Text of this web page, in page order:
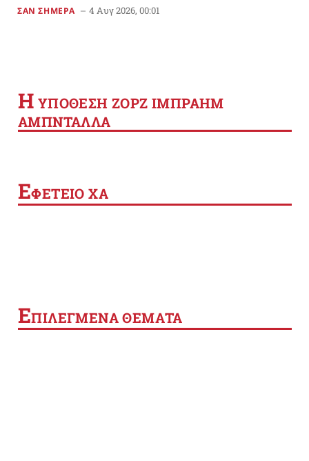
ΣΑΝ ΣΗΜΕΡΑ 4 Αυγ 2026, 00:01
Η YΠΟΘΕΣΗ ΖΟΡΖ ΙΜΠΡΑΗΜ
ΑΜΠΝΤΑΛΛΑ
ΕΦΕΤΕΙΟ ΧΑ
ΕΠΙΛΕΓΜΕΝΑ ΘΕΜΑΤΑ